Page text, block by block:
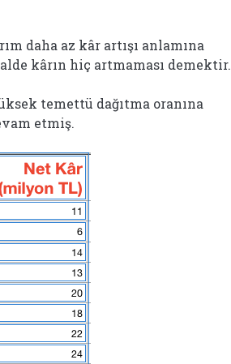
daha az kâr artışı anlamına
kârın hiç artmaması demektir.
temettü dağıtma oranına
etmiş.